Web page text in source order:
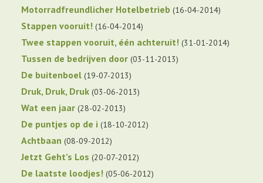
Motorradfreundlicher Hotelbetrieb 16-04-2014
Stappen vooruit! 16-04-2014
Twee stappen vooruit, één achteruit! 31-01-2014
Tussen de bedrijven door 03-11-2013
De buitenboel 19-07-2013
Druk, Druk, Druk 03-06-2013
Wat een jaar 28-02-2013
De puntjes op de i 18-10-2012
Achtbaan 08-09-2012
Jetzt Geht’s Los 20-07-2012
De laatste loodjes! 05-06-2012